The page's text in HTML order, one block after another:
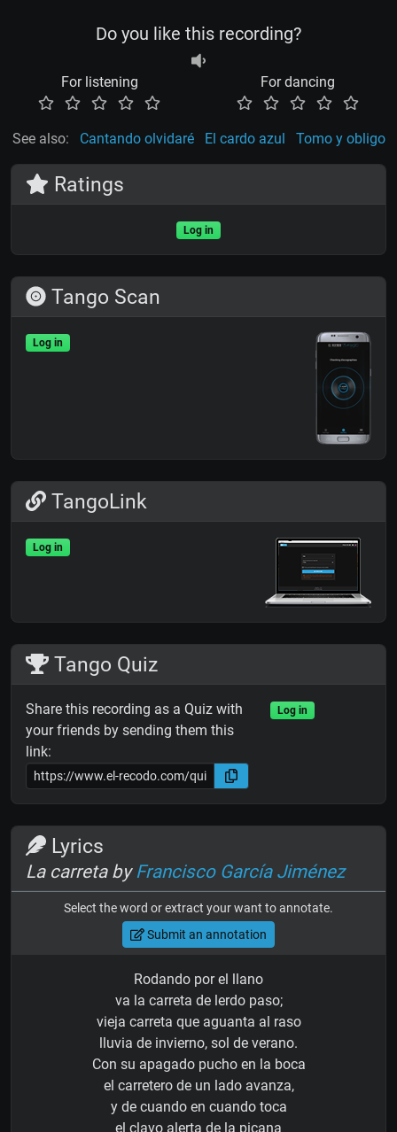
Do you like this recording?
For listening For dancing
See also: Cantando olvidaré El cardo azul Tomo y obligo
Ratings
Log in
Tango Scan
Log in
TangoLink
Log in
Tango Quiz
Share this recording as a Quiz with
your friends by sending them this
link:
Log in
Lyrics
La carreta byFrancisco García Jiménez
Select the word or extract your want to annotate.
Submit an annotation
Rodando por el llano
va la carreta de lerdo paso;
vieja carreta que aguanta al raso
lluvia de invierno, sol de verano.
Con su apagado pucho en la boca
el carretero de un lado avanza,
y de cuando en cuando toca
el clavo alerta de la picana